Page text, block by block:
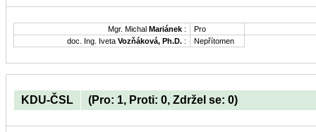
Mgr. Michal Mariánek :
Pro
doc. Ing. Iveta Vozňáková, Ph.D. : Nepřítomen
KDU-ČSL (Pro: 1, Proti: 0, Zdržel se: 0)